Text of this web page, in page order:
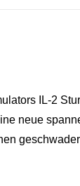
IL-2
neue